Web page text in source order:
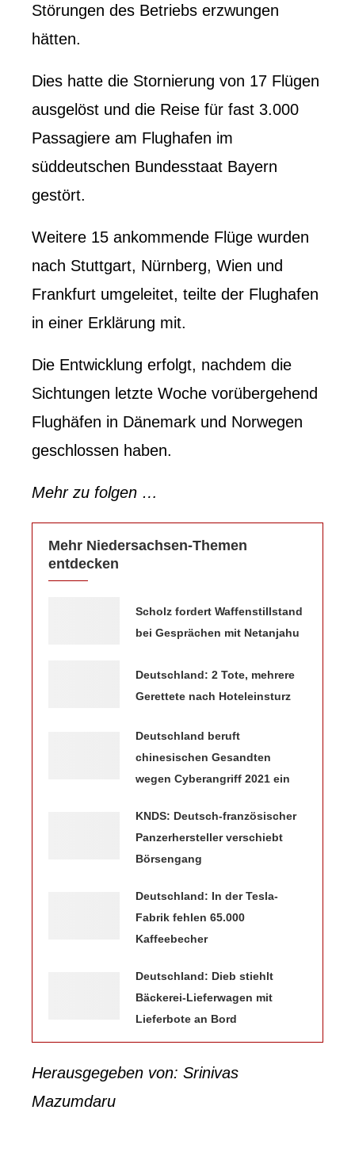
Störungen des Betriebs erzwungen
hätten.
Dies hatte die Stornierung von 17 Flügen
ausgelöst und die Reise für fast 3.000
Passagiere am Flughafen im
süddeutschen Bundesstaat Bayern
gestört.
Weitere 15 ankommende Flüge wurden
nach Stuttgart, Nürnberg, Wien und
Frankfurt umgeleitet, teilte der Flughafen
in einer Erklärung mit.
Die Entwicklung erfolgt, nachdem die
Sichtungen letzte Woche vorübergehend
Flughäfen in Dänemark und Norwegen
geschlossen haben.
Mehr zu folgen …
Mehr Niedersachsen-Themen
entdecken
Scholz fordert Waffenstillstand
bei Gesprächen mit Netanjahu
Deutschland: 2 Tote, mehrere
Gerettete nach Hoteleinsturz
Deutschland beruft
chinesischen Gesandten
wegen Cyberangriff 2021 ein
KNDS: Deutsch-französischer
Panzerhersteller verschiebt
Börsengang
Deutschland: In der Tesla-
Fabrik fehlen 65.000
Kaffeebecher
Deutschland: Dieb stiehlt
Bäckerei-Lieferwagen mit
Lieferbote an Bord
Herausgegeben von: Srinivas
Mazumdaru